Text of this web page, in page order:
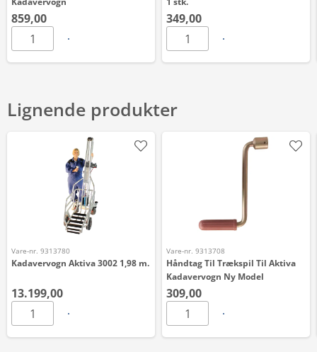
859,00 349,00
Lignende produkter
Vare-nr. 9313780
Kadavervogn Aktiva 3002 1,98 m.
13.199,00
Vare-nr. 9313708
Håndtag Til Trækspil Til Aktiva
Kadavervogn Ny Model
309,00